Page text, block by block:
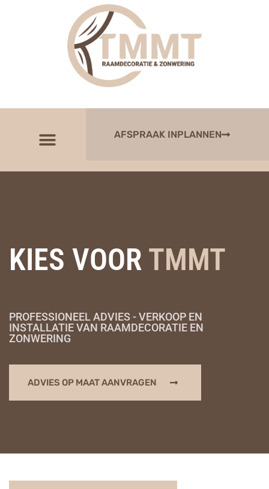
AFSPRAAK INPLANNEN
KIES VOOR TMMT
PROFESSIONEEL ADVIES - VERKOOP EN
INSTALLATIE VAN RAAMDECORATIE EN
ZONWERING
ADVIES OP MAAT AANVRAGEN